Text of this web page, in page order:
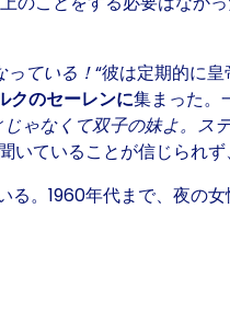
っている！“彼は定期的に
クのセーレンに集まった。
ゃなくて双子の妹よ。ス
いていることが信じられず
。1960年代まで、夜の